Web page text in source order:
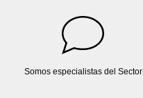
Somos especialistas del Sector